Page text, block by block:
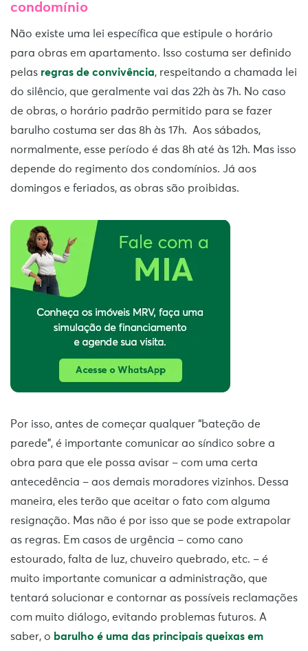
condomínio
Não existe uma lei específica que estipule o horário
para obras em apartamento. Isso costuma ser definido
pelas regras de convivência, respeitando a chamada lei
do silêncio, que geralmente vai das 22h às 7h. No caso
de obras, o horário padrão permitido para se fazer
barulho costuma ser das 8h às 17h. Aos sábados,
normalmente, esse período é das 8h até às 12h. Mas isso
depende do regimento dos condomínios. Já aos
domingos e feriados, as obras são proibidas.
Por isso, antes de começar qualquer “bateção de
parede”, é importante comunicar ao síndico sobre a
obra para que ele possa avisar – com uma certa
antecedência – aos demais moradores vizinhos. Dessa
maneira, eles terão que aceitar o fato com alguma
resignação. Mas não é por isso que se pode extrapolar
as regras. Em casos de urgência – como cano
estourado, falta de luz, chuveiro quebrado, etc. – é
muito importante comunicar a administração, que
tentará solucionar e contornar as possíveis reclamações
com muito diálogo, evitando problemas futuros. A
saber, o barulho é uma das principais queixas em